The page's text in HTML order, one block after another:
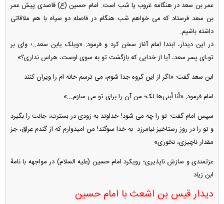
عمر بن سعد در هنگامه غروب یا شب است. امام حسین (ع) قاصدی پیش عمر
بن سعد فرستاد که می‏ خواهم شب هنگام در فاصله دو سپاه با هم ملاقاتی
داشته باشیم.
در این دیدار، ابتدا امام آغاز سخن کرد و فرمود: «ویلک‏ یابن سعد..؛ وای بر
تو،‌ای پسر سعد، آیا از خدایی که بازگشت تو به سوی اوست، هراس نداری؟»
ابن سعد گفت: «اگر از این گروه جدا شوم، می ‏ترسم خانه ‏ام را ویران کنند.
امام فرمود: «أنا أبنی‌ها لک‏؛ من آن را برای تو می‏ سازم...»
سپس امام گفت: تو را چه می‏ شود! خداوند به زودی در بسترت، جانت را بگیرد
و تو را در روز رستاخیز نیامرزد. به خدا سوگند! من امیدوارم که از گندم عراق، جز
مقدار ناچیزی، نخوری».
عزتمندی و سازش ناپذیری؛ رویکرد امام حسین (علیه السلام) در مواجهه با نامۀ
ابن زیاد
دیدار قیس بن اشعث با امام حسین